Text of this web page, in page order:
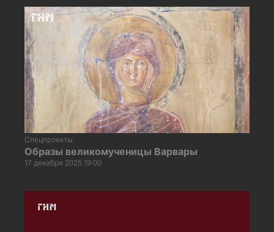
Спецпроекты
Образы великомученицы Варвары
17 декабря 2025 19:00